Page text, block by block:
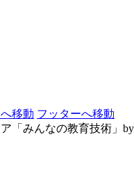
移動 フッターへ移動
「みんなの教育技術」by